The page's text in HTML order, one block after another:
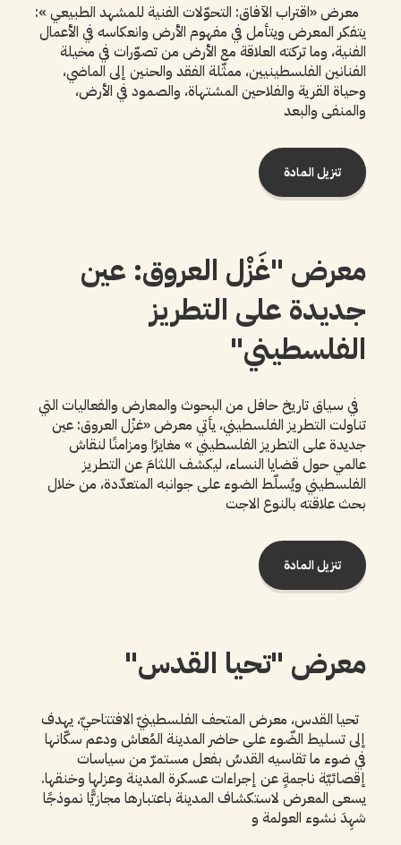
معرض «اقتراب الآفاق: التحوّلات الفنية للمشهد الطبيعي »:
يتفكر المعرض ويتأمل في مفهوم الأرض وانعكاسه في الأعمال
الفنية، وما تركته العلاقة مع الأرض من تصوّرات في مخيلة
الفنانين الفلسطينيين، ممثّلة الفقد والحنين إلى الماضي،
وحياة القرية والفلاحين المشتهاة، والصمود في الأرض،
والمنفى والبعد
تنزيل المادة
معرض "غَزْل العروق: عين
جديدة على التطريز
الفلسطيني"
في سياق تاريخ حافل من البحوث والمعارض والفعاليات التي
تناولت التطريز الفلسطيني، يأتي معرض «غزْل العروق: عين
جديدة على التطريز الفلسطيني » مغايرًا ومزامنًا لنقاش
عالمي حول قضايا النساء، ليكشف اللثامَ عن التطريز
الفلسطيني ويُسلّط الضوء على جوانبه المتعدّدة، من خلال
بحث علاقته بالنوع الاجت
تنزيل المادة
معرض "تحيا القدس"
تحيا القدس، معرض المتحف الفلسطينيّ الافتتاحيّ، يهدف
إلى تسليط الضّوء على حاضر المدينة المُعاش ودعم سكّانها
في ضوء ما تقاسيه القدسُ بفعل مستمرّ من سياسات
إقصائيّة ناجمةٍ عن إجراءات عسكرة المدينة وعزلها وخنقها.
يسعى المعرض لاستكشاف المدينة باعتبارها مجازيًّا نموذجًا
شهِدَ نشوء العولمة و